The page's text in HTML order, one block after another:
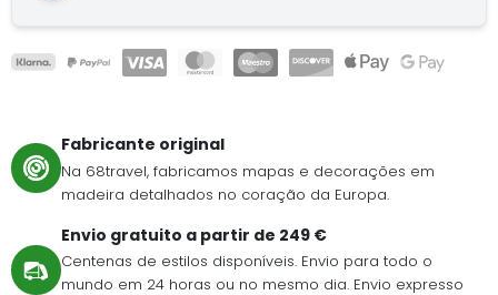
Fabricante original
Na 68travel, fabricamos mapas e decorações em
madeira detalhados no coração da Europa.
Envio gratuito a partir de 249 €
Centenas de estilos disponíveis. Envio para todo o
mundo em 24 horas ou no mesmo dia. Envio expresso